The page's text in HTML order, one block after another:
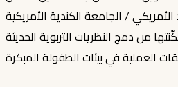
من دمج النظريات التربوية الحديثة